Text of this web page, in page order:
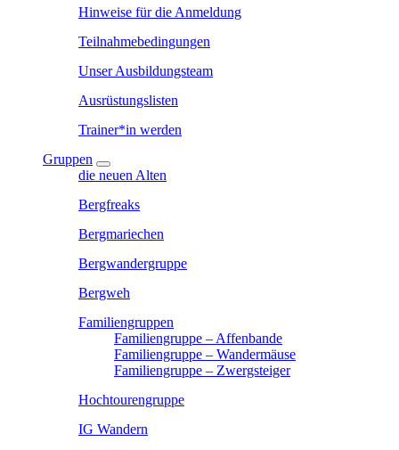
Hinweise für die Anmeldung
Teilnahmebedingungen
Unser Ausbildungsteam
Ausrüstungslisten
Trainer*in werden
Gruppen
die neuen Alten
Bergfreaks
Bergmariechen
Bergwandergruppe
Bergweh
Familiengruppen
Familiengruppe – Affenbande
Familiengruppe – Wandermäuse
Familiengruppe – Zwergsteiger
Hochtourengruppe
IG Wandern